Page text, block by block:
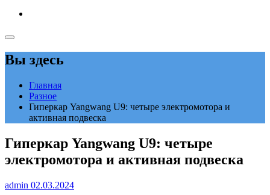
Вы здесь
Главная
Разное
Гиперкар Yangwang U9: четыре электромотора и
активная подвеска
Гиперкар Yangwang U9: четыре
электромотора и активная подвеска
admin 02.03.2024